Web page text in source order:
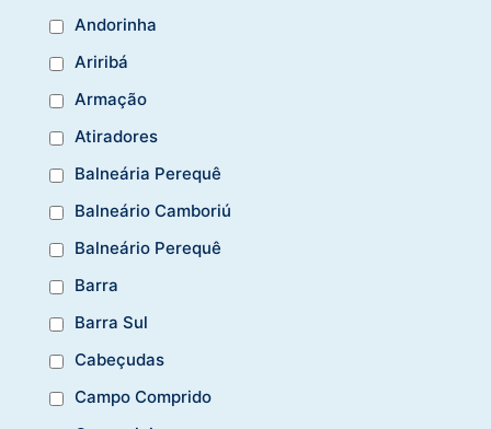
Andorinha
Ariribá
Armação
Atiradores
Balneária Perequê
Balneário Camboriú
Balneário Perequê
Barra
Barra Sul
Cabeçudas
Campo Comprido